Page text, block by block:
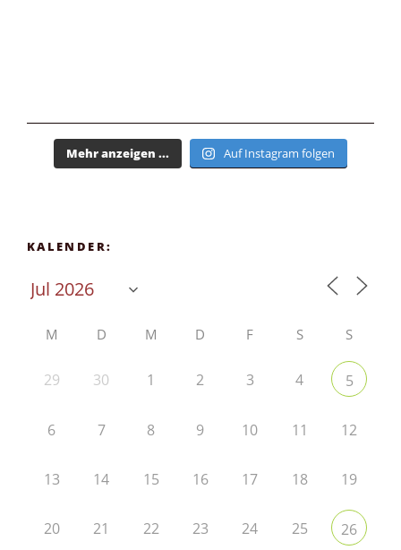
Mehr anzeigen ... Auf Instagram folgen
KALENDER:
M D M D F S S
29 30 1 2 3 4 5
6 7 8 9 10 11 12
13 14 15 16 17 18 19
20 21 22 23 24 25 26